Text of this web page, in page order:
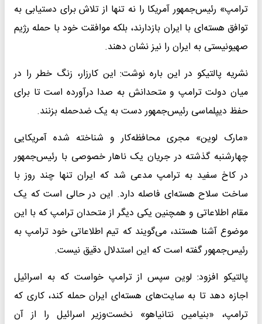
ترامپ» رئیس‌جمهور آمریکا را نه تنها از تلاش برای دستیابی به
توافق هسته‌ای با ایران بازدارند، بلکه موافقت خود با حمله رژیم
صهیونیستی به ایران را نیز نشان دهند.
نشریه پالتیکو در این باره نوشت: این کارزار، زنگ خطر را در
میان دولت ترامپ و متحدانش به صدا درآورده است تا برای
حفظ دیپلماسی رئیس‌جمهور دست به یک ضدحمله بزنند.
«مارک لوین» مجری محافظه‌کار و شناخته شده آمریکایی
چهارشنبه گذشته در جریان یک ناهار خصوصی با رئیس‌جمهور
در کاخ سفید به ترامپ مدعی شد که ایران تنها چند روز با
ساخت سلاح هسته‌ای فاصله دارد. این در حالی است که یک
مقام اطلاعاتی و همچنین یکی دیگر از متحدان ترامپ که با این
موضوع آشنا هستند، می‌گویند که تیم اطلاعاتی خود ترامپ به
رئیس‌جمهور گفته است که این استدلال دقیق نیست.
پالتیکو افزود: لوین سپس از ترامپ خواست که به اسرائیل
اجازه دهد تا به سایت‌های هسته‌ای ایران حمله کند، کاری که
ترامپ، «بنیامین نتانیاهو» نخست‌وزیر اسرائیل را از آن